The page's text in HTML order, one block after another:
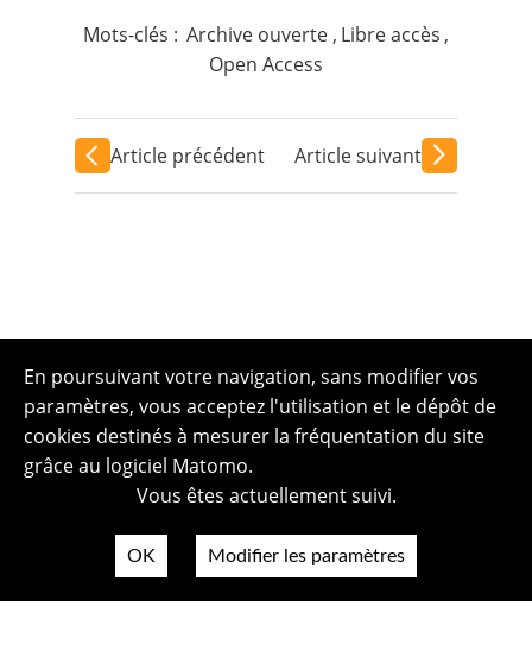
Mots-clés : Archive ouverte , Libre accès ,
Open Access
Article précédent Article suivant
En poursuivant votre navigation, sans modifier vos
paramètres, vous acceptez l'utilisation et le dépôt de
cookies destinés à mesurer la fréquentation du site
grâce au logiciel Matomo.
Vous êtes actuellement suivi.
OK Modifier les paramètres